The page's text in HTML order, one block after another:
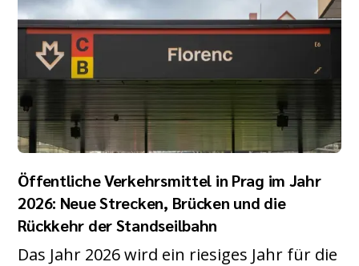
Öffentliche Verkehrsmittel in Prag im Jahr
2026: Neue Strecken, Brücken und die
Rückkehr der Standseilbahn
Das Jahr 2026 wird ein riesiges Jahr für die